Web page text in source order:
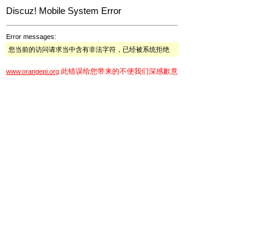
Discuz! Mobile System Error
Error messages:
您当前的访问请求当中含有非法字符，已经被系统拒绝
www.orangepi.org 此错误给您带来的不便我们深感歉意